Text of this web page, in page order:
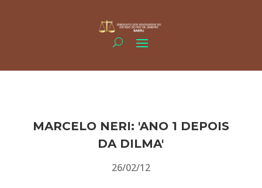
MARCELO NERI: 'ANO 1 DEPOIS
DA DILMA'
26/02/12